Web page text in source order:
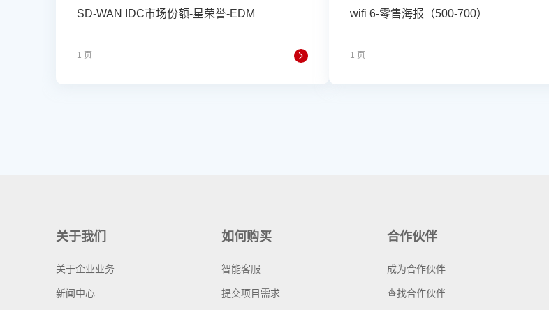
SD-WAN IDC市场份额-星荣誉-EDM
1 页
wifi 6-零售海报（500-700）
1 页
关于我们
关于企业业务
新闻中心
如何购买
智能客服
提交项目需求
合作伙伴
成为合作伙伴
查找合作伙伴